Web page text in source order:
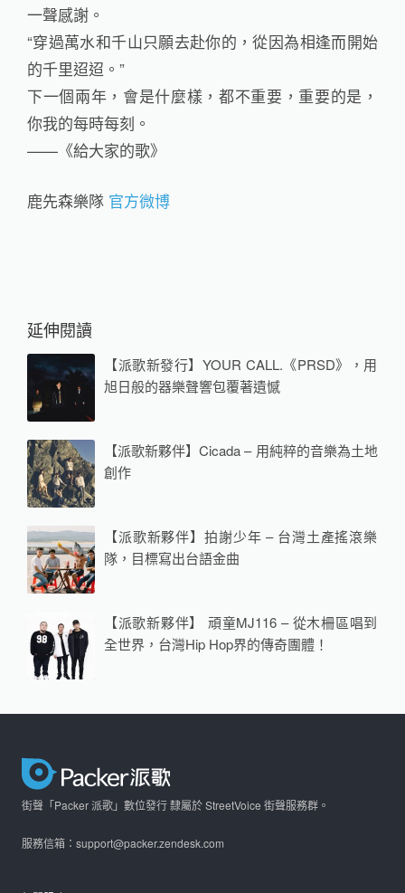
一聲感謝。
“穿過萬水和千山只願去赴你的，從因為相逢而開始
的千里迢迢。”
下一個兩年，會是什麼樣，都不重要，重要的是，
你我的每時每刻。
——《給大家的歌》
鹿先森樂隊 官方微博
延伸閱讀
【派歌新發行】YOUR CALL.《PRSD》，用
旭日般的器樂聲響包覆著遺憾
【派歌新夥伴】Cicada – 用純粹的音樂為土地
創作
【派歌新夥伴】拍謝少年 – 台灣土產搖滾樂
隊，目標寫出台語金曲
【派歌新夥伴】 頑童MJ116 – 從木柵區唱到
全世界，台灣Hip Hop界的傳奇團體！
街聲「Packer 派歌」數位發行 隸屬於 StreetVoice 街聲服務群。
服務信箱：support@packer.zendesk.com